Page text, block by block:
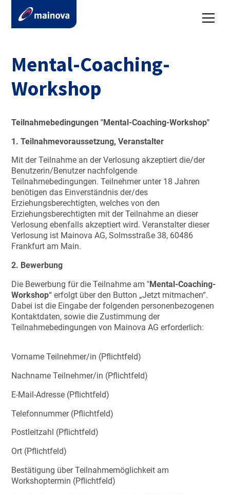
Mental-Coaching-
Workshop
Teilnahmebedingungen "Mental-Coaching-Workshop"
1. Teilnahmevoraussetzung, Veranstalter
Mit der Teilnahme an der Verlosung akzeptiert die/der
Benutzerin/Benutzer nachfolgende
Teilnahmebedingungen. Teilnehmer unter 18 Jahren
benötigen das Einverständnis der/des
Erziehungsberechtigten, welches von den
Erziehungsberechtigten mit der Teilnahme an dieser
Verlosung ebenfalls akzeptiert wird. Veranstalter dieser
Verlosung ist Mainova AG, Solmsstraße 38, 60486
Frankfurt am Main.
2. Bewerbung
Die Bewerbung für die Teilnahme am "Mental-Coaching-
Workshop“ erfolgt über den Button „Jetzt mitmachen“.
Dabei ist die Eingabe der folgenden personenbezogenen
Kontaktdaten, sowie die Zustimmung der
Teilnahmebedingungen von Mainova AG erforderlich:
Vorname Teilnehmer/in (Pflichtfeld)
Nachname Teilnehmer/in (Pflichtfeld)
E-Mail-Adresse (Pflichtfeld)
Telefonnummer (Pflichtfeld)
Postleitzahl (Pflichtfeld)
Ort (Pflichtfeld)
Bestätigung über Teilnahmemöglichkeit am
Workshoptermin (Pflichtfeld)